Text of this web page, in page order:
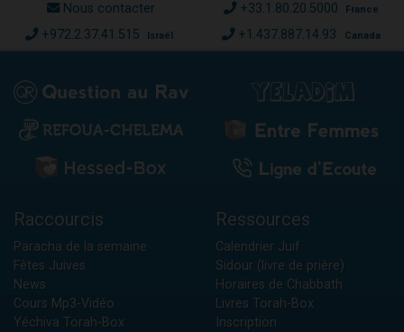
Nous contacter +33.1.80.20.5000 France
+972.2.37.41.515 Israël +1.437.887.14.93 Canada
Raccourcis
Paracha de la semaine
Fêtes Juives
News
Cours Mp3-Vidéo
Yéchiva Torah-Box
Ressources
Calendrier Juif
Sidour (livre de prière)
Horaires de Chabbath
Livres Torah-Box
Inscription